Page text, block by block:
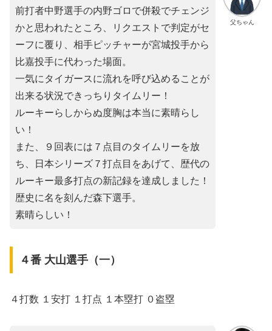
父ちゃん
前打者中野選手の内野ゴロで併殺でチェンジ
かと思われたところ、リクエストで判定がセ
ーフに覆り、相手ピッチャーが宮城投手から
比嘉投手に代わった場面。
一気にタイガースに流れを呼び込めることが
出来る状況できっちりタイムリー！
ルーキーらしからぬ度胸は本当に素晴らし
い！
また、９回表には７点目のタイムリーを放
ち、日本シリーズ７打点目をあげて、歴代の
ルーキー最多打点の新記録を達成しました！
歴史に名を刻んだ森下選手。
素晴らしい！
４番 大山選手（一）
４打数 １安打 １打点 １本塁打 ０盗塁